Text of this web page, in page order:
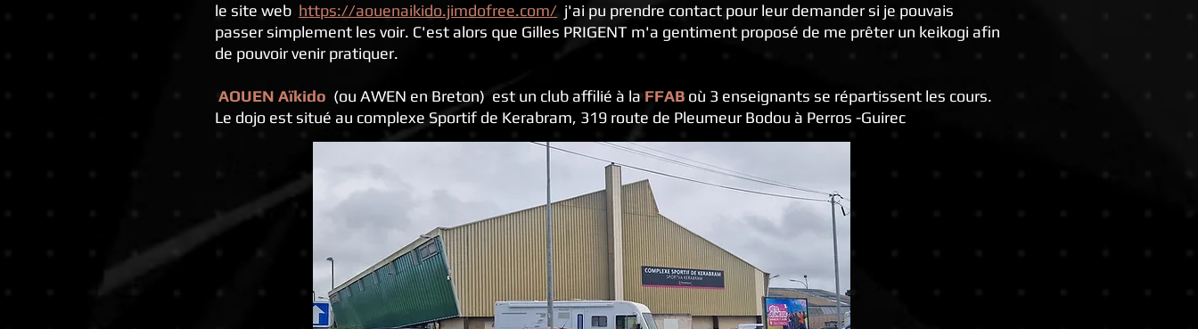
le site web https://aouenaikido.jimdofree.com/ j'ai pu prendre contact pour leur demander si je pouvais
passer simplement les voir. C'est alors que Gilles PRIGENT m'a gentiment proposé de me prêter un keikogi afin
de pouvoir venir pratiquer.
AOUEN Aïkido (ou AWEN en Breton) est un club affilié à la FFAB où 3 enseignants se répartissent les cours.
Le dojo est situé au complexe Sportif de Kerabram, 319 route de Pleumeur Bodou à Perros -Guirec